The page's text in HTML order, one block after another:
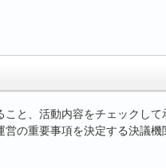
と、活動内容をチェックし
の重要事項を決定する決議